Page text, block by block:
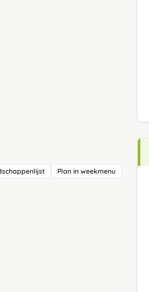
Plan in weekmenu